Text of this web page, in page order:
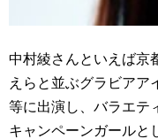
中村綾さんといえば京
えらと並ぶグラビアア
等に出演し、バラエテ
キャンペーンガールと